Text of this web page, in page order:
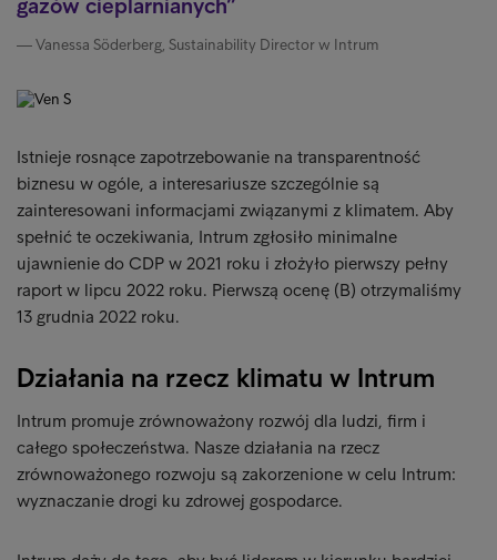
Vanessa Söderberg, Sustainability Director w Intrum
Istnieje rosnące zapotrzebowanie na transparentność
biznesu w ogóle, a interesariusze szczególnie są
zainteresowani informacjami związanymi z klimatem. Aby
spełnić te oczekiwania, Intrum zgłosiło minimalne
ujawnienie do CDP w 2021 roku i złożyło pierwszy pełny
raport w lipcu 2022 roku. Pierwszą ocenę (B) otrzymaliśmy
13 grudnia 2022 roku.
Działania na rzecz klimatu w Intrum
Intrum promuje zrównoważony rozwój dla ludzi, firm i
całego społeczeństwa. Nasze działania na rzecz
zrównoważonego rozwoju są zakorzenione w celu Intrum:
wyznaczanie drogi ku zdrowej gospodarce.